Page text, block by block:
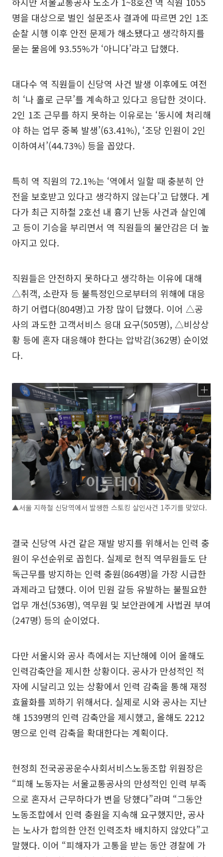
명을 대상으로 벌인 설문조사 결과에 따르면 2인 1조
순찰 시행 이후 안전 문제가 해소됐다고 생각하지를
묻는 물음에 93.55%가 ‘아니다’라고 답했다.
대다수 역 직원들이 신당역 사건 발생 이후에도 여전
히 ‘나 홀로 근무’를 계속하고 있다고 응답한 것이다.
2인 1조 근무를 하지 못하는 이유로는 ‘동시에 처리해
야 하는 업무 중복 발생’(63.41%), ‘조당 인원이 2인
이하여서’(44.73%) 등을 꼽았다.
특히 역 직원의 72.1%는 ‘역에서 일할 때 충분히 안
전을 보호받고 있다고 생각하지 않는다’고 답했다. 게
다가 최근 지하철 2호선 내 흉기 난동 사건과 살인예
고 등이 기승을 부리면서 역 직원들의 불안감은 더 높
아지고 있다.
직원들은 안전하지 못하다고 생각하는 이유에 대해
△취객, 소란자 등 불특정인으로부터의 위해에 대응
하기 어렵다(804명)고 가장 많이 답했다. 이어 △공
사의 과도한 고객서비스 응대 요구(505명), △비상상
황 등에 혼자 대응해야 한다는 압박감(362명) 순이었
다.
▲서울 지하철 신당역에서 발생한 스토킹 살인사건 1주기를 맞았다.
결국 신당역 사건 같은 재발 방지를 위해서는 인력 충
원이 우선순위로 꼽힌다. 실제로 현직 역무원들도 단
독근무를 방지하는 인력 충원(864명)을 가장 시급한
과제라고 답했다. 이어 민원 갈등 유발하는 불필요한
업무 개선(536명), 역무원 및 보안관에게 사법권 부여
(247명) 등의 순이었다.
다만 서울시와 공사 측에서는 지난해에 이어 올해도
인력감축안을 제시한 상황이다. 공사가 만성적인 적
자에 시달리고 있는 상황에서 인력 감축을 통해 재정
효율화를 꾀하기 위해서다. 실제로 시와 공사는 지난
해 1539명의 인력 감축안을 제시했고, 올해도 2212
명으로 인력 감축을 확대한다는 계획이다.
현정희 전국공공운수사회서비스노동조합 위원장은
“피해 노동자는 서울교통공사의 만성적인 인력 부족
으로 혼자서 근무하다가 변을 당했다”라며 “그동안
노동조합에서 인력 충원을 지속해 요구했지만, 공사
는 노사가 합의한 안전 인력조차 배치하지 않았다”고
말했다. 이어 “피해자가 고통을 받는 동안 경찰에 가